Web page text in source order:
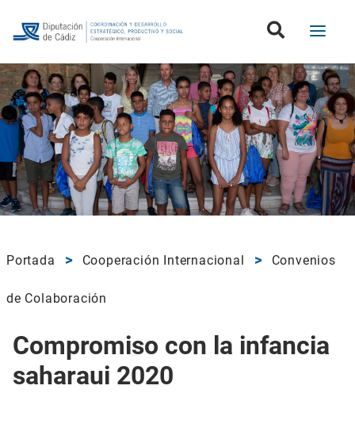
Portada Cooperación Internacional Convenios
de Colaboración
Compromiso con la infancia
saharaui 2020